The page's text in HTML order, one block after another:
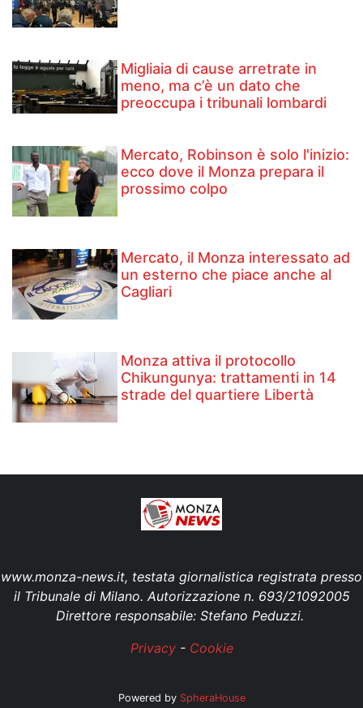
Migliaia di cause arretrate in
meno, ma c’è un dato che
preoccupa i tribunali lombardi
Mercato, Robinson è solo l'inizio:
ecco dove il Monza prepara il
prossimo colpo
Mercato, il Monza interessato ad
un esterno che piace anche al
Cagliari
Monza attiva il protocollo
Chikungunya: trattamenti in 14
strade del quartiere Libertà
www.monza-news.it, testata giornalistica registrata presso
il Tribunale di Milano. Autorizzazione n. 693/21092005
Direttore responsabile: Stefano Peduzzi.
Privacy- Cookie
Powered by SpheraHouse